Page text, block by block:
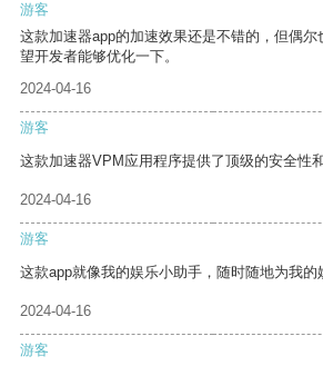
游客
这款加速器app的加速效果还是不错的，但偶
望开发者能够优化一下。
2024-04-16
游客
这款加速器VPM应用程序提供了顶级的安全性
2024-04-16
游客
这款app就像我的娱乐小助手，随时随地为我的
2024-04-16
游客